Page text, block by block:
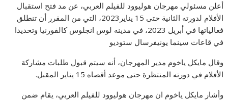
أعلن مسئولي مهرجان هوليوود للفيلم العربي، عن مد فتح استقبال
الأفلام لدورته الثانية حتى 15 يناير2023، التي من المقرر أن تنطلق
فعالياتها في أبريل 2023، في مدينه لوس انجلوس كالفورنيا وتحديدا
في قاعات سينما يونيفرسال ستوديو
وقال مايكل ياخوم مدير المهرجان، أنه سيتم قبول طلبات مشاركة
الأفلام في دورته المنتظرة حتى موعد أقصاه 15 يناير المقبل.
وأشار مايكل ياخوم ان مهرجان هوليوود للفيلم العربي، يقام ضمن